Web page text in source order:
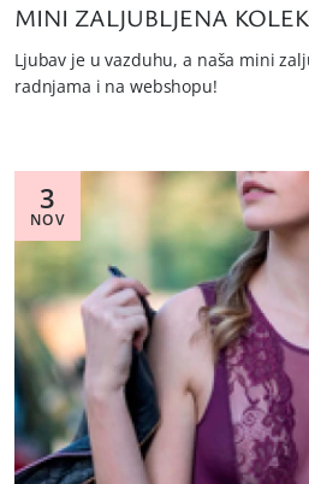
MINI ZALJUBLJENA
Ljubav je u vazduhu, a naša mini
radnjama i na webshopu!
3
NOV